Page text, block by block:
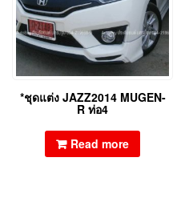
*ชุดแต่ง JAZZ2014 MUGEN-
R ท่อ4
Read more